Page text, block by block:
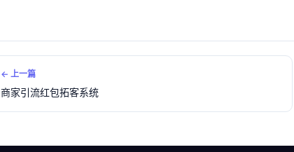
← 上一篇
商家引流红包拓客系统